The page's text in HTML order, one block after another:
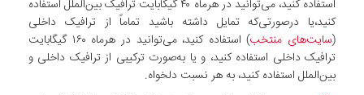
استفاده کنید، می‌توانید در هرماه ۴۰ گیگابایت ترافیک بین‌الملل استفاده
کنید،یا درصورتی‌که تمایل داشته باشید تماماً از ترافیک داخلی
(سایت‌های منتخب
) استفاده کنید، می‌توانید در هرماه ۱۶۰ گیگابایت
ترافیک داخلی استفاده کنید، و یا به‌صورت ترکیبی از ترافیک داخلی و
بین‌الملل استفاده کنید، به هر نسبت دلخواه.